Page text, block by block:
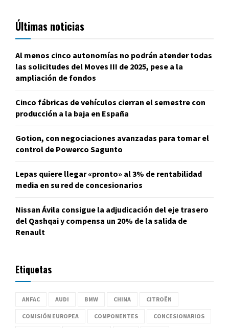
Últimas noticias
Al menos cinco autonomías no podrán atender todas
las solicitudes del Moves III de 2025, pese a la
ampliación de fondos
Cinco fábricas de vehículos cierran el semestre con
producción a la baja en España
Gotion, con negociaciones avanzadas para tomar el
control de Powerco Sagunto
Lepas quiere llegar «pronto» al 3% de rentabilidad
media en su red de concesionarios
Nissan Ávila consigue la adjudicación del eje trasero
del Qashqai y compensa un 20% de la salida de
Renault
Etiquetas
ANFAC AUDI BMW CHINA CITROËN
COMISIÓN EUROPEA COMPONENTES CONCESIONARIOS